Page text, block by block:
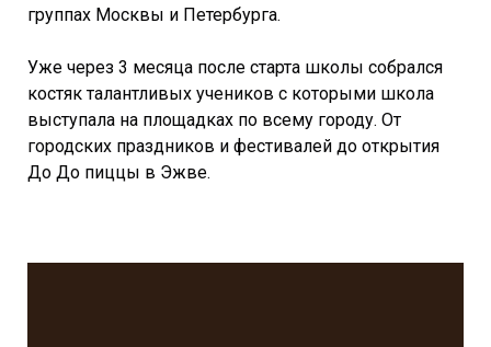
группах Москвы и Петербурга.
Уже через 3 месяца после старта школы собрался
костяк талантливых учеников с которыми школа
выступала на площадках по всему городу. От
городских праздников и фестивалей до открытия
До До пиццы в Эжве.